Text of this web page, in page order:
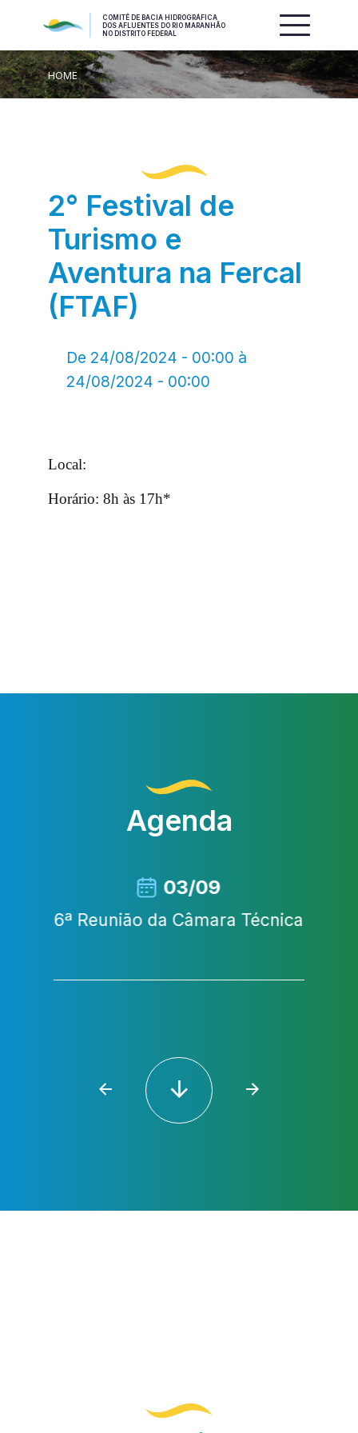
COMITÊ DE BACIA HIDROGRÁFICA
DOS AFLUENTES DO RIO MARANHÃO
NO DISTRITO FEDERAL
HOME
2° Festival de
Turismo e
Aventura na Fercal
(FTAF)
De 24/08/2024 - 00:00 à
24/08/2024 - 00:00
Local:
Horário: 8h às 17h*
Agenda
03/09
6ª Reunião da Câmara Técnica